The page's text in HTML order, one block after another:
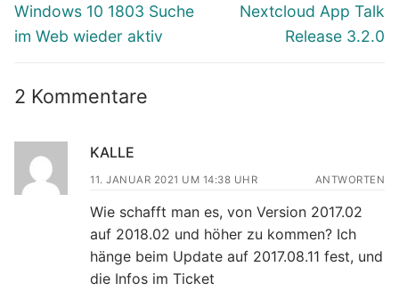
Vorheriger
Beitrag:
Windows 10 1803 Suche
im Web wieder aktiv
Nächster
Beitrag:
Nextcloud App Talk
Release 3.2.0
2 Kommentare
KALLE
11. JANUAR 2021 UM 14:38 UHR ANTWORTEN
Wie schafft man es, von Version 2017.02
auf 2018.02 und höher zu kommen? Ich
hänge beim Update auf 2017.08.11 fest, und
die Infos im Ticket